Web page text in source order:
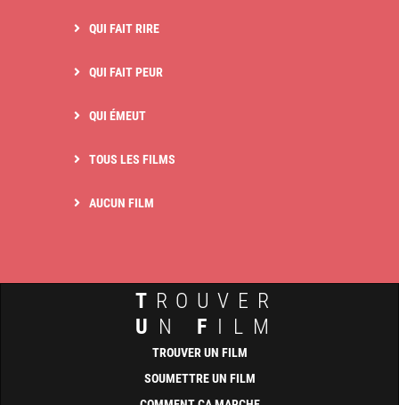
QUI FAIT RIRE
QUI FAIT PEUR
QUI ÉMEUT
TOUS LES FILMS
AUCUN FILM
T ROUVER
U N F ILM
TROUVER UN FILM
SOUMETTRE UN FILM